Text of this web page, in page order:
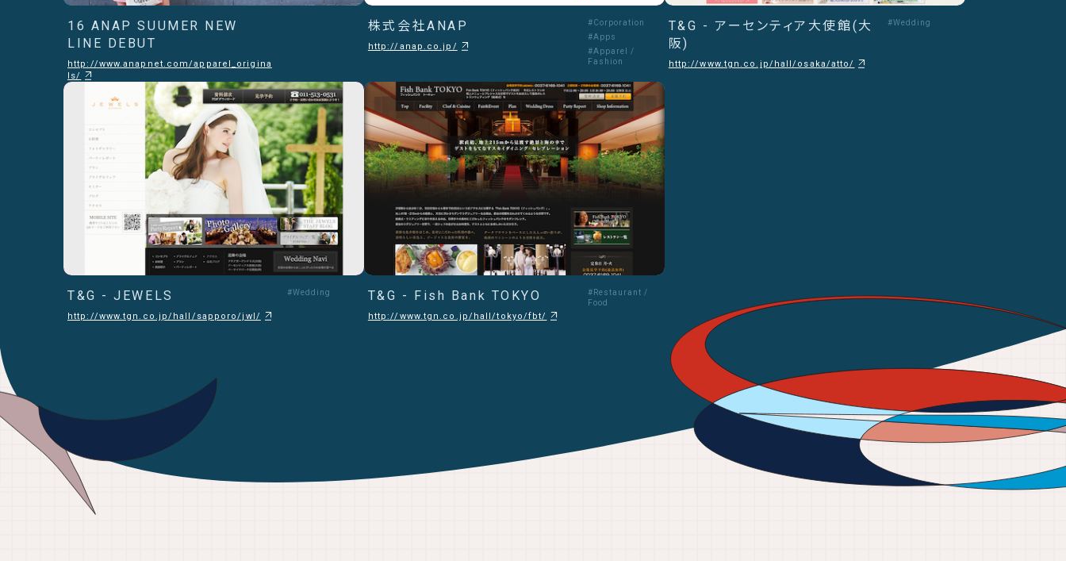
16 ANAP SUUMER NEW
LINE DEBUT
http://www.anapnet.com/apparel_origina
ls/
株式会社ANAP
http://anap.co.jp/
#Corporation
#Apps
#Apparel /
Fashion
T&G - アーセンティア大使館(大
阪)
http://www.tgn.co.jp/hall/osaka/atto/
#Wedding
T&G - JEWELS
http://www.tgn.co.jp/hall/sapporo/jwl/
#Wedding T&G - Fish Bank TOKYO
http://www.tgn.co.jp/hall/tokyo/fbt/
#Restaurant /
Food